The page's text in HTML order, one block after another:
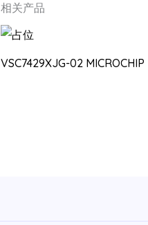
相关产品
VSC7429XJG-02 MICROCHIP